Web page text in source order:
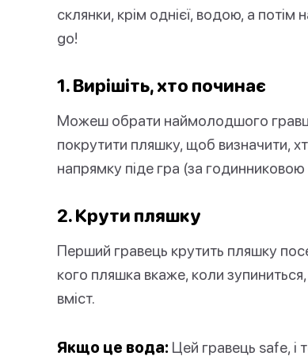
склянки, крім однієї, водою, а
go!
1. Вирішіть, хто починає
Можеш обрати наймолодшого
покрутити пляшку, щоб визначити,
напрямку піде гра (за
2. Крути пляшку
Перший гравець крутить пляшку
кого пляшка вкаже, коли
вміст.
Якщо це вода: Цей гравець safe, і